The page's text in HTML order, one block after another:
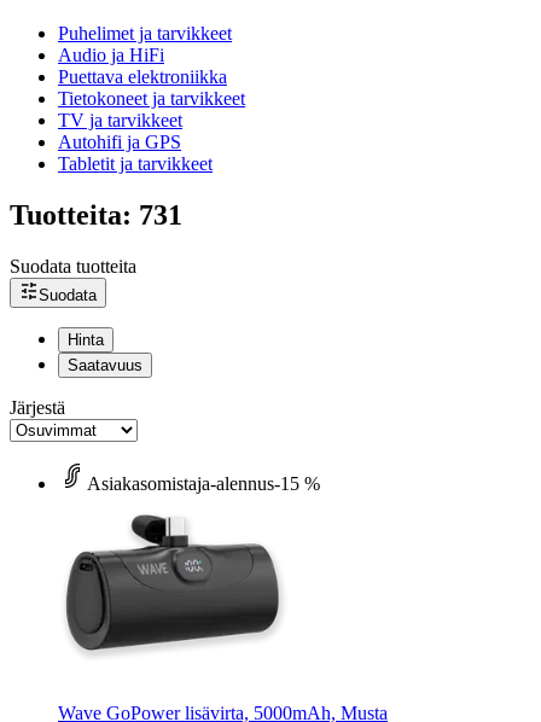
Puhelimet ja tarvikkeet
Audio ja HiFi
Puettava elektroniikka
Tietokoneet ja tarvikkeet
TV ja tarvikkeet
Autohifi ja GPS
Tabletit ja tarvikkeet
Tuotteita: 731
Suodata tuotteita
Suodata
Hinta
Saatavuus
Järjestä
Asiakasomistaja-alennus-15 %
Wave GoPower lisävirta, 5000mAh, Musta